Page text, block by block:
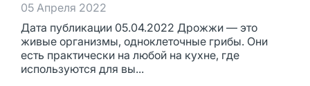
05 Апреля 2022
Дата публикации 05.04.2022 Дрожжи — это
живые организмы, одноклеточные грибы. Они
есть практически на любой на кухне, где
используются для вы...